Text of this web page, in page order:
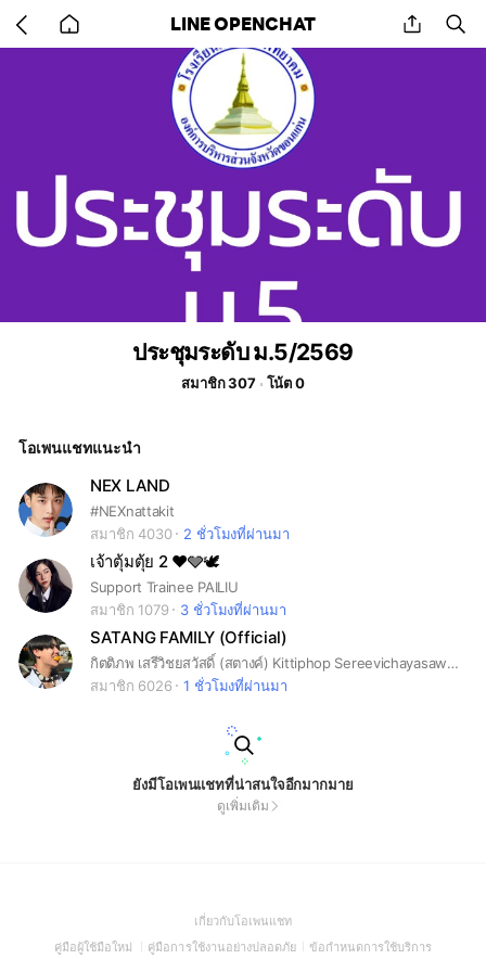
back
to
LINE OPENCHAT share
ประชุมระดับ ม.5/2569
สมาชิก 307 โน้ต 0
โอเพนแชทแนะนำ
NEX LAND
#NEXnattakit
สมาชิก 4030
2 ชั่วโมงที่ผ่านมา
เจ้าตุ้มตุ้ย 2 ♥️🩶🕊️
Support Trainee PAILIU
สมาชิก 1079
3 ชั่วโมงที่ผ่านมา
SATANG FAMILY (Official)
กิตติภพ เสรีวิชยสวัสดิ์ (สตางค์) Kittiphop Sereevichayasawat #กระปุกของสตางค์ #satangks
สมาชิก 6026
1 ชั่วโมงที่ผ่านมา
ยังมีโอเพนแชทที่น่าสนใจอีกมากมาย
ดูเพิ่มเติม
เกี่ยวกับโอเพนแชท(Open
in
คู่มือผู้ใช้มือใหม่
(Open
คู่มือการใช้งานอย่างปลอดภัย(Open
ข้อกำหนดการใช้บริการ(Open